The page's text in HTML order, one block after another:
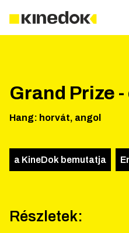
Grand Prize
Hang: horvát, angol
a KineDok bemutatja
Részletek: